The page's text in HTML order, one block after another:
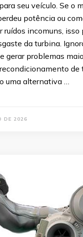
seu veículo. Se o
potência ou
ruídos incomuns, isso
da turbina.
gerar problemas
de
uma alternativa …
DE 2026